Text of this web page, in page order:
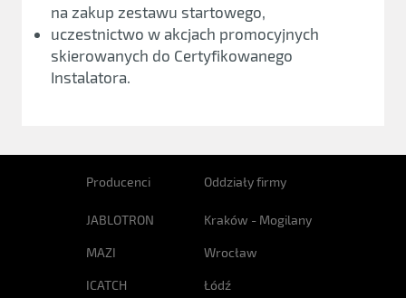
na zakup zestawu startowego,
uczestnictwo w akcjach promocyjnych
skierowanych do Certyfikowanego
Instalatora.
Producenci
JABLOTRON
MAZI
ICATCH
Oddziały firmy
Kraków - Mogilany
Wrocław
Łódź